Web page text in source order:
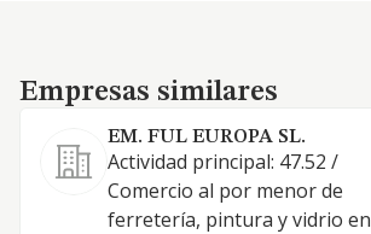
Empresas similares
Empresas similares
EM. FUL EUROPA SL.
Actividad principal: 47.52 /
Comercio al por menor de
ferretería, pintura y vidrio en